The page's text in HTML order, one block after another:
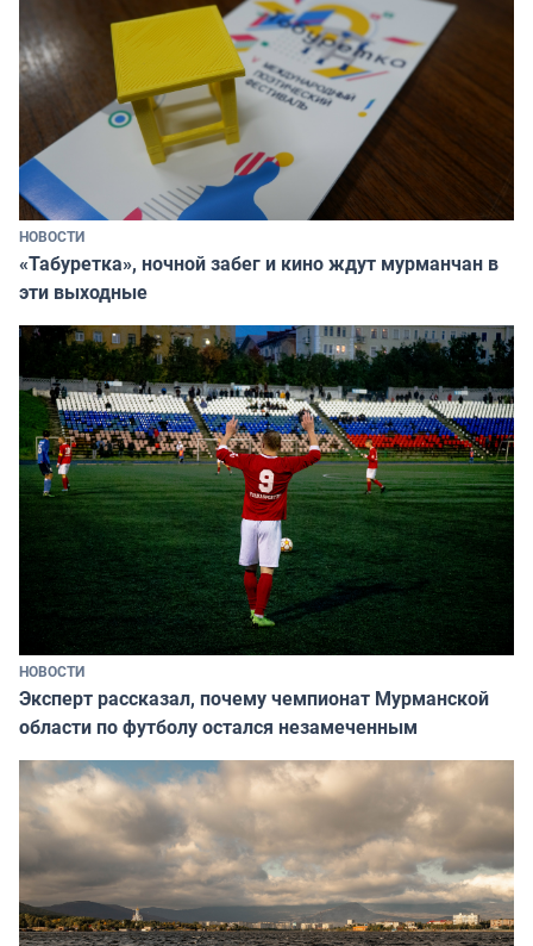
НОВОСТИ
«Табуретка», ночной забег и кино ждут мурманчан в
эти выходные
НОВОСТИ
Эксперт рассказал, почему чемпионат Мурманской
области по футболу остался незамеченным